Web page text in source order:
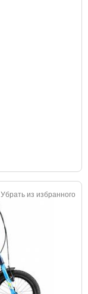
Убрать из избранного